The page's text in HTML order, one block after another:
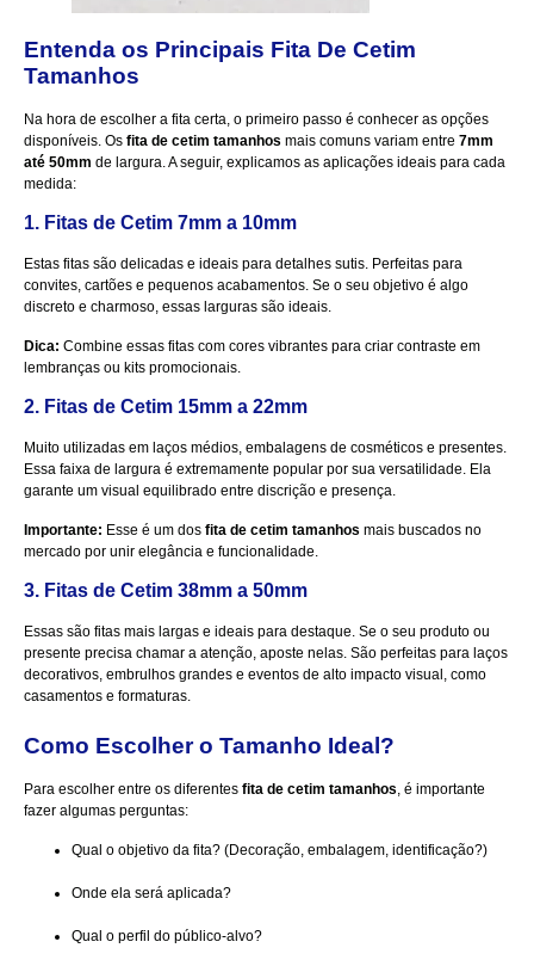
Entenda os Principais Fita De Cetim
Tamanhos
Na hora de escolher a fita certa, o primeiro passo é conhecer as opções
disponíveis. Os fita de cetim tamanhos mais comuns variam entre 7mm
até 50mm de largura. A seguir, explicamos as aplicações ideais para cada
medida:
1. Fitas de Cetim 7mm a 10mm
Estas fitas são delicadas e ideais para detalhes sutis. Perfeitas para
convites, cartões e pequenos acabamentos. Se o seu objetivo é algo
discreto e charmoso, essas larguras são ideais.
Dica: Combine essas fitas com cores vibrantes para criar contraste em
lembranças ou kits promocionais.
2. Fitas de Cetim 15mm a 22mm
Muito utilizadas em laços médios, embalagens de cosméticos e presentes.
Essa faixa de largura é extremamente popular por sua versatilidade. Ela
garante um visual equilibrado entre discrição e presença.
Importante: Esse é um dos fita de cetim tamanhos mais buscados no
mercado por unir elegância e funcionalidade.
3. Fitas de Cetim 38mm a 50mm
Essas são fitas mais largas e ideais para destaque. Se o seu produto ou
presente precisa chamar a atenção, aposte nelas. São perfeitas para laços
decorativos, embrulhos grandes e eventos de alto impacto visual, como
casamentos e formaturas.
Como Escolher o Tamanho Ideal?
Para escolher entre os diferentes fita de cetim tamanhos, é importante
fazer algumas perguntas:
Qual o objetivo da fita? (Decoração, embalagem, identificação?)
Onde ela será aplicada?
Qual o perfil do público-alvo?